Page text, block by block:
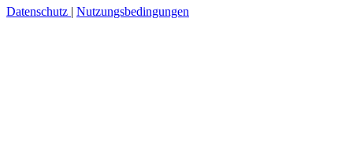
Datenschutz | Nutzungsbedingungen